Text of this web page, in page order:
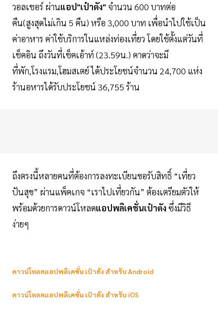
วอลเชอร์ ผ่านแอป"เป๋าตัง" จำนวน 600 บาทต่อ
คืน(สูงสุดไม่เกิน 5 คืน) หรือ 3,000 บาท เพื่อนำไปใช้เป็น
ค่าอาหาร ค่าใช้บริการในแหล่งท่องเที่ยว โดยใช้ตั้งแต่วันที่
เช็คอิน ถึงวันที่เช็คเอ้าท์ (23.59น.) คาดว่าจะมี
ที่พัก,โรงแรม,โฮมสเตย์ ได้ประโยชน์จำนวน 24,700 แห่ง
ร้านอหารได้รับประโยชน์ 36,755 ร้าน
ถึงตรงนี้หลายคนที่ต้องการลงทะเบียนขอรับสิทธิ์ “เที่ยว
ปันสุข” ผ่านแพ็คเกจ “เราไปเที่ยวกัน” ต้องเตรียมตัวให้
พร้อมด้วยการดาวน์โหลดแอปพลิเคชั่นเป๋าตัง ซึ่งมีวิธี
ง่ายๆ
ดาวน์โหลดแอปพลิเคชั่น เป๋าตัง สำหรับ Android
ดาวน์โหลดแอปพลิเคชั่น เป๋าตัง สำหรับ iOS